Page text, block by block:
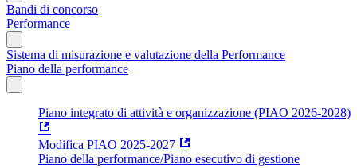
Bandi di concorso
Performance
Sistema di misurazione e valutazione della Performance
Piano della performance
Piano integrato di attività e organizzazione (PIAO 2026-2028)
Modifica PIAO 2025-2027
Piano della performance/Piano esecutivo di gestione